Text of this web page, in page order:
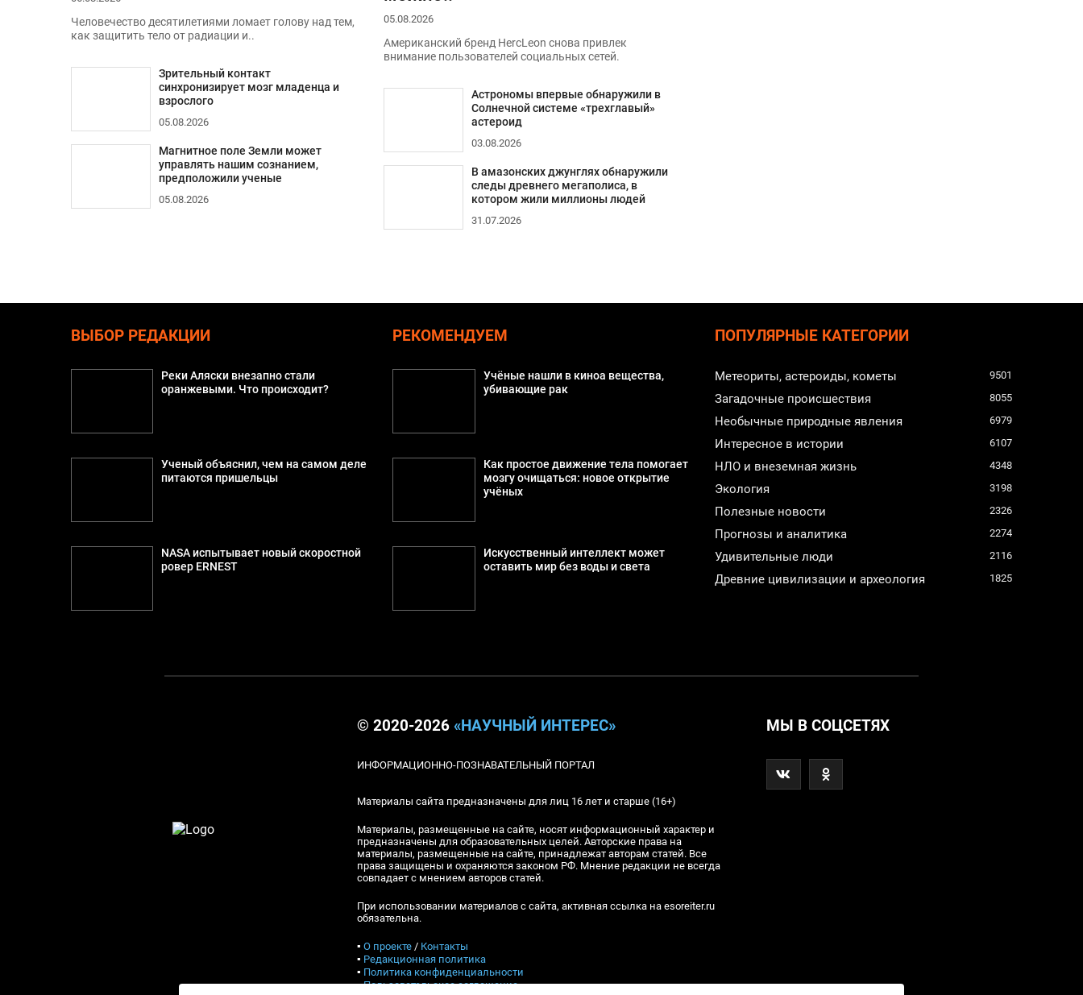
Человечество десятилетиями ломает голову над тем,
как защитить тело от радиации и..
Зрительный контакт
синхронизирует мозг младенца и
взрослого
05.08.2026
Магнитное поле Земли может
управлять нашим сознанием,
предположили ученые
05.08.2026
05.08.2026
Американский бренд HercLeon снова привлек
внимание пользователей социальных сетей.
Астрономы впервые обнаружили в
Солнечной системе «трехглавый»
астероид
03.08.2026
В амазонских джунглях обнаружили
следы древнего мегаполиса, в
котором жили миллионы людей
31.07.2026
ВЫБОР РЕДАКЦИИ
Реки Аляски внезапно стали
оранжевыми. Что происходит?
Ученый объяснил, чем на самом деле
питаются пришельцы
NASA испытывает новый скоростной
ровер ERNEST
РЕКОМЕНДУЕМ
Учёные нашли в киноа вещества,
убивающие рак
Как простое движение тела помогает
мозгу очищаться: новое открытие
учёных
Искусственный интеллект может
оставить мир без воды и света
ПОПУЛЯРНЫЕ КАТЕГОРИИ
Метеориты, астероиды, кометы 9501
Загадочные происшествия 8055
Необычные природные явления 6979
Интересное в истории 6107
НЛО и внеземная жизнь 4348
Экология 3198
Полезные новости 2326
Прогнозы и аналитика 2274
Удивительные люди 2116
Древние цивилизации и археология 1825
© 2020-2026 «НАУЧНЫЙ ИНТЕРЕС»
ИНФОРМАЦИОННО-ПОЗНАВАТЕЛЬНЫЙ ПОРТАЛ
Материалы сайта предназначены для лиц 16 лет и старше (16+)
Материалы, размещенные на сайте, носят информационный характер и
предназначены для образовательных целей. Авторские права на
материалы, размещенные на сайте, принадлежат авторам статей. Все
права защищены и охраняются законом РФ. Мнение редакции не всегда
совпадает с мнением авторов статей.
При использовании материалов с сайта, активная ссылка на esoreiter.ru
обязательна.
▪ О проекте/ Контакты
▪ Редакционная политика
▪ Политика конфиденциальности
▪Пользовательское соглашение
МЫ В СОЦСЕТЯХ